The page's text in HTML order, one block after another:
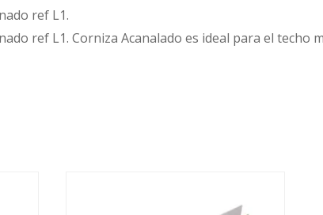
ref L1.
ref L1. Corniza Acanalado es ideal para el techo